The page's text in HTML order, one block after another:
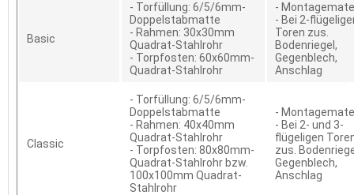
Basic
- Torfüllung: 6/5/6mm-
Doppelstabmatte
- Rahmen: 30x30mm
Quadrat-Stahlrohr
- Torpfosten: 60x60mm-
Quadrat-Stahlrohr
-
- Bei 2-
Toren zus.
Bodenriegel,
Gegenblech,
Anschlag
Classic
- Torfüllung: 6/5/6mm-
Doppelstabmatte
- Rahmen: 40x40mm
Quadrat-Stahlrohr
- Torpfosten: 80x80mm-
Quadrat-Stahlrohr bzw.
100x100mm Quadrat-
Stahlrohr
-
- Bei 2- und 3-
flügeligen
zus.
Gegenblech,
Anschlag